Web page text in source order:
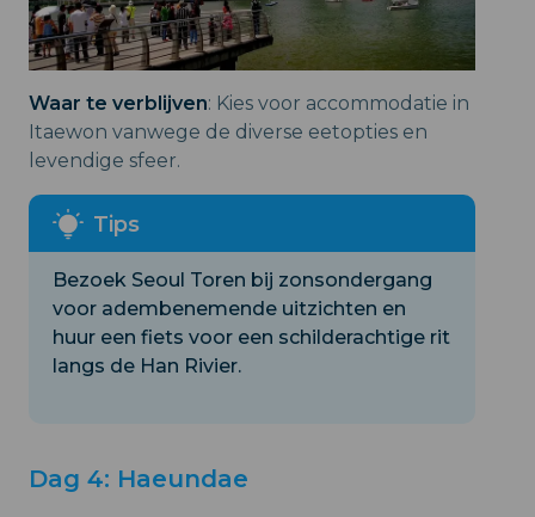
Waar te verblijven: Kies voor accommodatie in
Itaewon vanwege de diverse eetopties en
levendige sfeer.
Bezoek Seoul Toren bij zonsondergang
voor adembenemende uitzichten en
huur een fiets voor een schilderachtige rit
langs de Han Rivier.
Dag 4: Haeundae